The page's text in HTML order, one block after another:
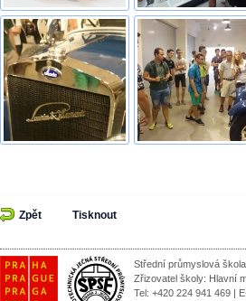
Zpět Tisknout
Střední průmyslová
Zřizovatel školy: Hlavní
Tel: +420 224 941 469 |